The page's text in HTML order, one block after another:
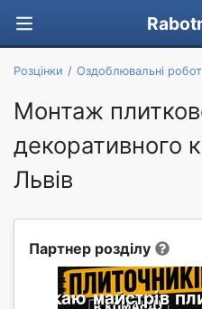
Розцінки Оздоблювальні
Монтаж
декоративного
Львів
Партнер розділу